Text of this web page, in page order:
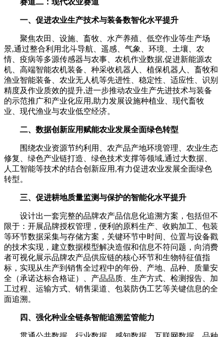
赛道二：现代农业赛道
一、促进农业生产技术与装备数智化水平提升
聚焦农田、设施、畜牧、水产养殖、低空作业等生产场
景,通过整合利用北斗导航、遥感、气象、环境、土壤、农
情、疫病等多源传感器与农事、农机作业数据,促进新能源农
机、高端智能农机装备、种采收机器人、植保机器人、畜牧和
渔业智能装备、农业无人机等先进性、稳定性、适应性、识别
精度及作业质效的提升,进一步推动农业生产先进技术与装备
的示范推广和产业化应用,助力发展设施种植业、现代畜牧
业、现代渔业与农业低空经济。
二、数据创新应用赋能农业发展全面绿色转型
围绕农业资源节约利用、农产品产地环境管理、农业生态
修复、绿色产业链打造、绿色技术支撑等领域,通过大数据、
人工智能等技术的结合创新应用,有力促进农业发展全面绿色
转型。
三、促进耕地质量监测与保护的智能化水平提升
设计出一套完整的品牌农产品信息化追溯方案，包括但不
限于：开展品牌授权管理，便利的原料生产、收购加工、包装
等环节数据采集与存储方案，关键环节中时间、位置与设备戳
的技术实现，建立数据模型解决造假和信息不符问题，向消费
者可视化展示品牌农产品供应链的核心环节和生物特征值指
标，实现从生产到销售全过程中的年份、产地、品种、质量安
全（承诺达标合格证）、产品品质、生产方式、检测报告、加
工过程、运输方式、销售渠道、包装防伪工艺等关键信息的全
面追溯。
四、强化种业全链条智能追溯监管能力